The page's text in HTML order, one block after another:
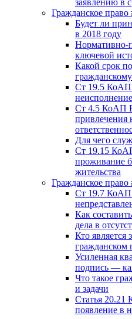
заявлению в
Гражданское право
Будет ли
в 2018 году
Нормативно-
ключевой
Какой срок
Ст 19.5 КоАП
Ст 4.5 КоАП
привлечения
Для чего
Ст 19.15
проживание
жительства
Гражданское право
Ст 19.7 КоАП
Как
дела в
Кто является
гражданском
Усиленная
подпись —
Что такое
и задачи
Статья 20.21
появление в